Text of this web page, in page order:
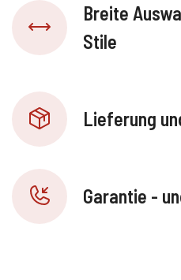
Breite
Stile
Lieferung
Garantie -